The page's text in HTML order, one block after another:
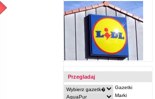
Przegladaj
Gazetki
Marki